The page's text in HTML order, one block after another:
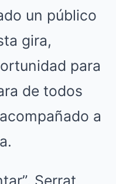
un público
gira,
para
de todos
a